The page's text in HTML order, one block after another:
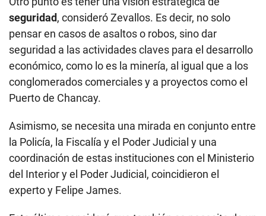
seguridad, consideró Zevallos. Es decir, no solo
pensar en casos de asaltos o robos, sino dar
seguridad a las actividades claves para el desarrollo
económico, como lo es la minería, al igual que a los
conglomerados comerciales y a proyectos como el
Puerto de Chancay.
Asimismo, se necesita una mirada en conjunto entre
la Policía, la Fiscalía y el Poder Judicial y una
coordinación de estas instituciones con el Ministerio
del Interior y el Poder Judicial, coincidieron el
experto y Felipe James.